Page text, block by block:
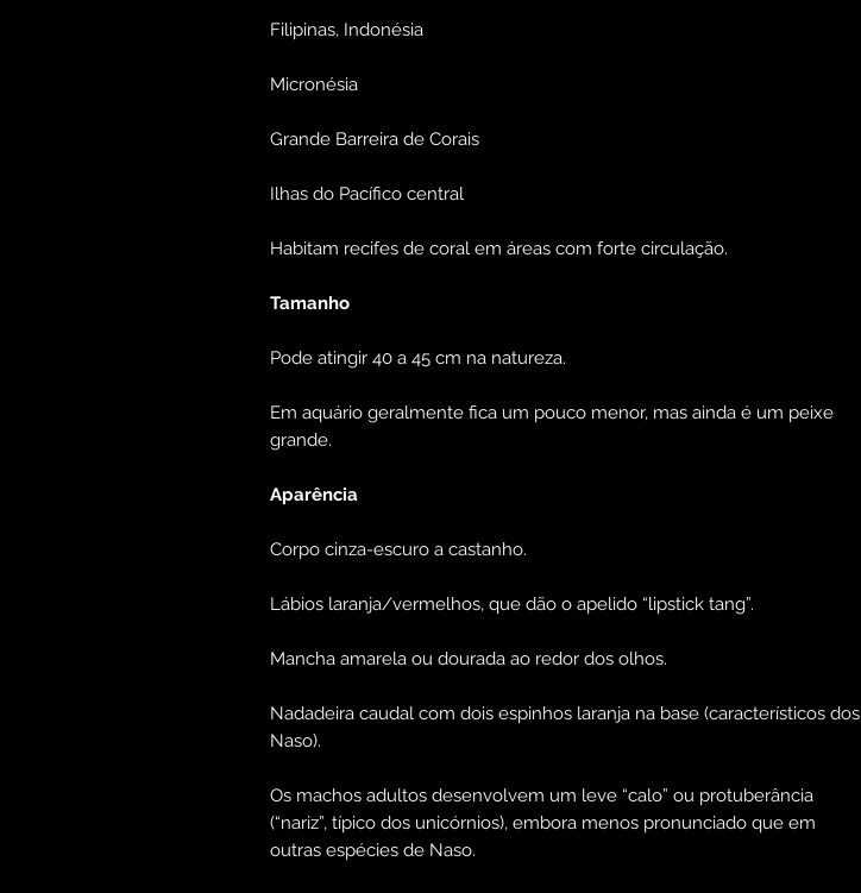
Filipinas, Indonésia
Micronésia
Grande Barreira de Corais
Ilhas do Pacífico central
Habitam recifes de coral em áreas com forte circulação.
Tamanho
Pode atingir 40 a 45 cm na natureza.
Em aquário geralmente fica um pouco menor, mas ainda é um peixe
grande.
Aparência
Corpo cinza-escuro a castanho.
Lábios laranja/vermelhos, que dão o apelido “lipstick tang”.
Mancha amarela ou dourada ao redor dos olhos.
Nadadeira caudal com dois espinhos laranja na base (característicos dos
Naso).
Os machos adultos desenvolvem um leve “calo” ou protuberância
(“nariz”, típico dos unicórnios), embora menos pronunciado que em
outras espécies de Naso.